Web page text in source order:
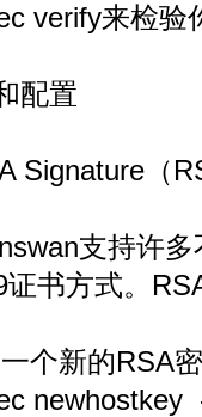
verify来检验
配置
Signature（
支持许多
证书方式。
个新的RSA
newhostkey